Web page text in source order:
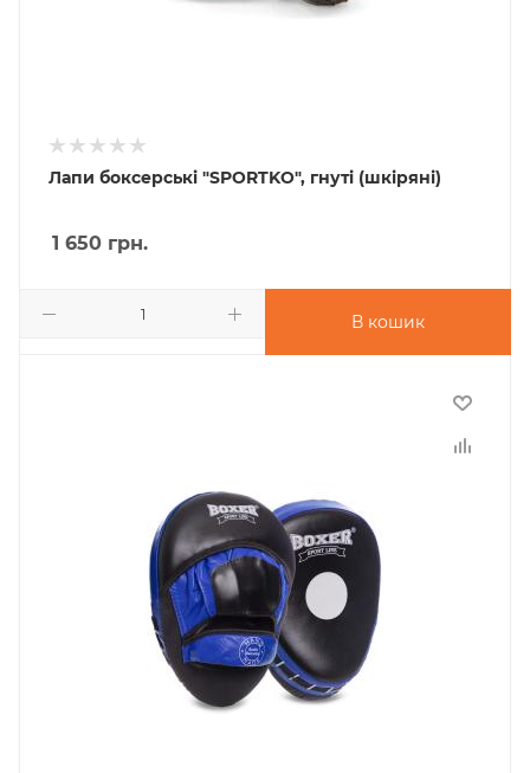
Лапи боксерські "SPORTKO", гнуті (шкіряні)
1 650 грн.
В кошик